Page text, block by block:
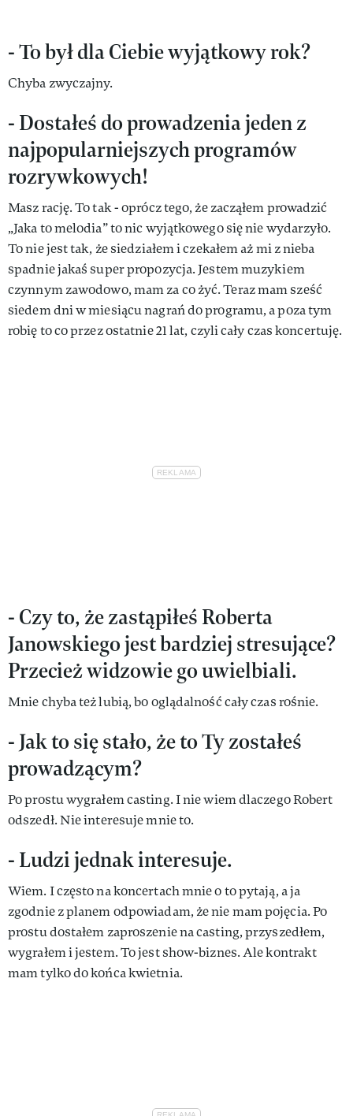
- To był dla Ciebie wyjątkowy rok?
Chyba zwyczajny.
- Dostałeś do prowadzenia jeden z
najpopularniejszych programów
rozrywkowych!
Masz rację. To tak - oprócz tego, że zacząłem prowadzić
„Jaka to melodia” to nic wyjątkowego się nie wydarzyło.
To nie jest tak, że siedziałem i czekałem aż mi z nieba
spadnie jakaś super propozycja. Jestem muzykiem
czynnym zawodowo, mam za co żyć. Teraz mam sześć
siedem dni w miesiącu nagrań do programu, a poza tym
robię to co przez ostatnie 21 lat, czyli cały czas koncertuję.
- Czy to, że zastąpiłeś Roberta
Janowskiego jest bardziej stresujące?
Przecież widzowie go uwielbiali.
Mnie chyba też lubią, bo oglądalność cały czas rośnie.
- Jak to się stało, że to Ty zostałeś
prowadzącym?
Po prostu wygrałem casting. I nie wiem dlaczego Robert
odszedł. Nie interesuje mnie to.
- Ludzi jednak interesuje.
Wiem. I często na koncertach mnie o to pytają, a ja
zgodnie z planem odpowiadam, że nie mam pojęcia. Po
prostu dostałem zaproszenie na casting, przyszedłem,
wygrałem i jestem. To jest show-biznes. Ale kontrakt
mam tylko do końca kwietnia.